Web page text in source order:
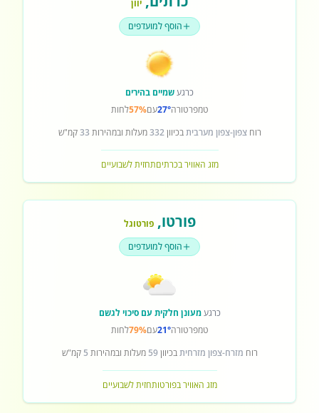
יוון
הוסף למועדפים
כרגעשמיים בהירים
טמפרטורה27°עם57%לחות
רוחצפון-צפון מערביתבכיוון332מעלות ובמהירות 33קמ"ש
מזג האוויר בכרתיםתחזית לשבועיים
פורטו,פורטוגל
הוסף למועדפים
כרגעמעונן חלקית עם סיכוי לגשם
טמפרטורה21°עם79%לחות
רוח מזרח-צפון מזרחיתבכיוון59 מעלות ובמהירות 5 קמ"ש
מזג האוויר בפורטותחזית לשבועיים